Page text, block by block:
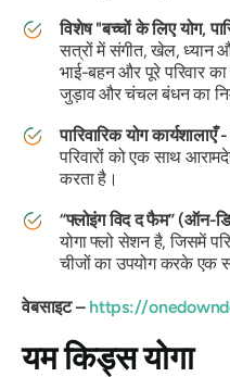
विशेष "बच्चों के लिए योग,
सत्रों में संगीत, खेल, ध्यान
भाई-बहन और पूरे परिवार
जुड़ाव और चंचल बंधन का
पारिवारिक योग कार्यशालाएँ
परिवारों को एक साथ
करता है।
“फ्लोइंग विद द फैम” (ऑन-
योगा फ्लो सेशन है, जिसमें
चीजों का उपयोग करके एक
वेबसाइट –https://
यम किड्स योगा